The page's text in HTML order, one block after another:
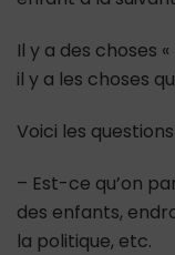
Il y a des choses
il y a les choses
Voici les
– Est-ce qu’on
des enfants,
la politique, etc.